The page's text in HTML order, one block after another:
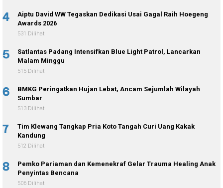
4
Aiptu David WW Tegaskan Dedikasi Usai Gagal Raih Hoegeng
Awards 2026
531 Dilihat
5
Satlantas Padang Intensifkan Blue Light Patrol, Lancarkan
Malam Minggu
515 Dilihat
6
BMKG Peringatkan Hujan Lebat, Ancam Sejumlah Wilayah
Sumbar
513 Dilihat
7
Tim Klewang Tangkap Pria Koto Tangah Curi Uang Kakak
Kandung
512 Dilihat
8
Pemko Pariaman dan Kemenekraf Gelar Trauma Healing Anak
Penyintas Bencana
506 Dilihat